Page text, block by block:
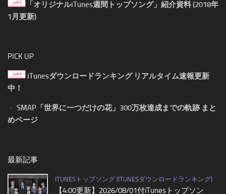
「オリジナルiTunes週間トップソング」紹介資料 (2018年
1月更新)
PICK UP
iTunesダウンロードランキング リアルタイム速報更新
中！
・ SMAP「世界に一つだけの花」300万枚達成までの軌跡 まと
めページ
最新記事
ITUNESトップソング (ITUNESダウンロードランキング)
【4:00更新】2026/08/01付iTunesトップソン